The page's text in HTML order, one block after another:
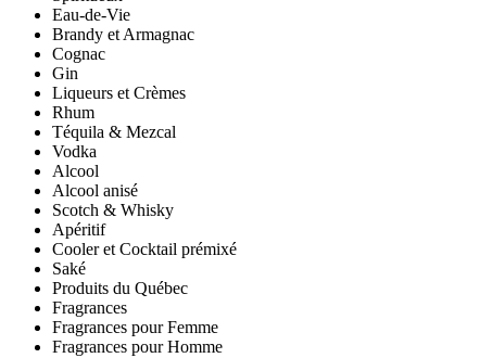
Eau-de-Vie
Brandy et Armagnac
Cognac
Gin
Liqueurs et Crèmes
Rhum
Téquila & Mezcal
Vodka
Alcool
Alcool anisé
Scotch & Whisky
Apéritif
Cooler et Cocktail prémixé
Saké
Produits du Québec
Fragrances
Fragrances pour Femme
Fragrances pour Homme